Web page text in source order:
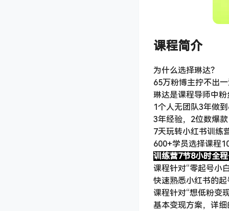
课程简介
为什么选择琳达？
65万粉博主拧不出
琳达是课程导师中
1个人无团队3年做
3年经验，2位数爆
7天玩转小红书训练
600+学员选择课程
训练营7节8小时全
课程针对“零起号小
快速熟悉小红书的
课程针对“想低粉变
基本变现方案，详